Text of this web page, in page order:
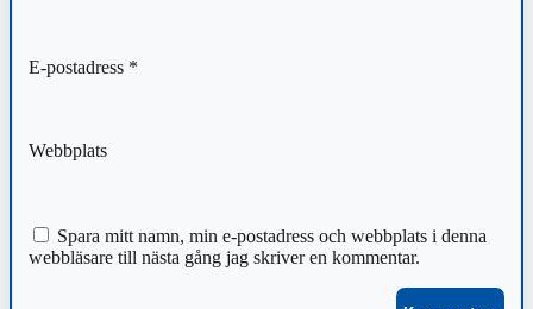
E-postadress *
Webbplats
Spara mitt namn, min e-postadress och webbplats i denna
webbläsare till nästa gång jag skriver en kommentar.